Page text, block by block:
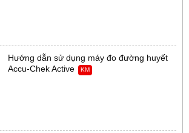
Hướng dẫn sử dụng máy đo đường huyết
Accu-Chek Active
KM